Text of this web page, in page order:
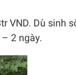
VND. Dù sinh
2 ngày.